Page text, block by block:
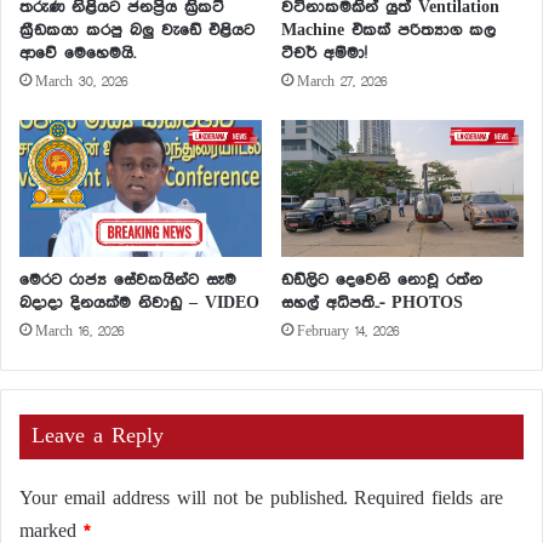
තරුණ නිළියට ජනප්‍රිය ක්‍රිකට්
ක්‍රීඩකයා කරපු බලු වැඩේ එළියට
ආවේ මෙහෙමයි.
March 30, 2026
වටිනාකමකින් යුත් Ventilation
Machine එකක් පරිත්‍යාග කල
ටීචර් අම්මා!
March 27, 2026
මෙරට රාජ්‍ය සේවකයින්ට සෑම
බදාදා දිනයක්ම නිවාඩු – VIDEO
March 16, 2026
ඩඩ්ලිට දෙවෙනි නොවූ රත්න
සහල් අධිපති..- PHOTOS
February 14, 2026
Leave a Reply
Your email address will not be published. Required fields are
marked *